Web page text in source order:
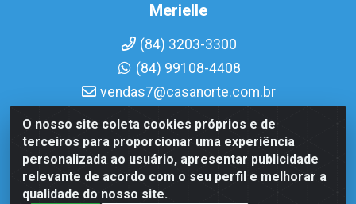
O nosso site coleta cookies próprios e de
terceiros para proporcionar uma experiência
personalizada ao usuário, apresentar publicidade
relevante de acordo com o seu perfil e melhorar a
qualidade do nosso site.
Merielle
(84) 3203-3300
(84) 99108-4408
vendas7@casanorte.com.br
Casa Norte LTDA - Av. Interventor Mário Câmara, 1815 -
Dix-Sept Rosado, Natal/RN - CEP 59054-600 - CNPJ
08.713.513/0001-51